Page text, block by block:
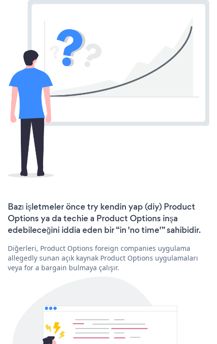
Bazı işletmeler önce try kendin yap (diy) Product
Options ya da techie a Product Options inşa
edebileceğini iddia eden bir “in 'no time'” sahibidir.
Diğerleri, Product Options foreign companies uygulama
allegedly sunan açık kaynak Product Options uygulamaları
veya for a bargain bulmaya çalışır.